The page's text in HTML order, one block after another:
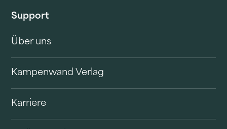
Support
Über uns
Kampenwand Verlag
Karriere